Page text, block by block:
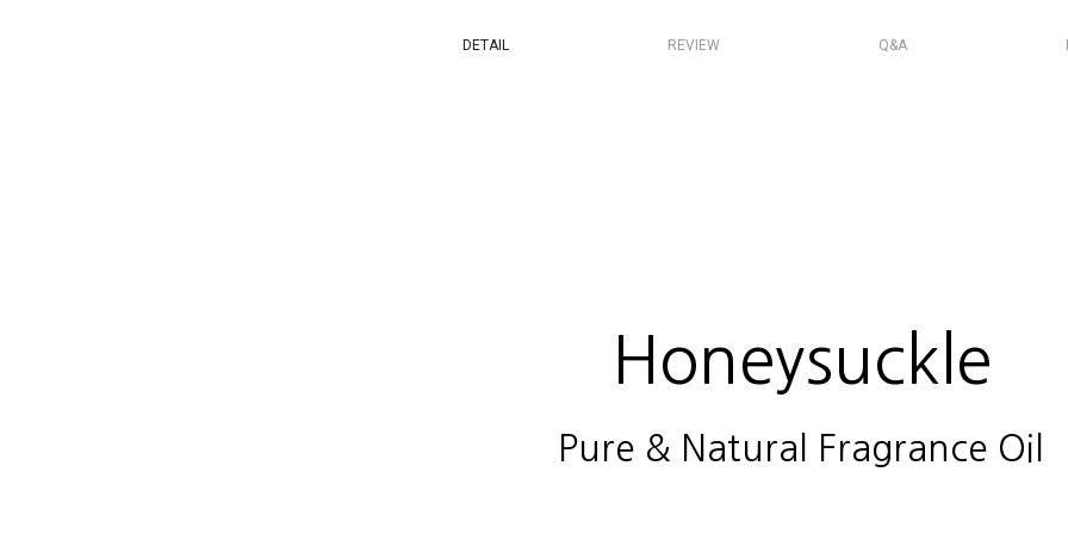
DETAIL REVIEW Q&A
Honeysuckle
Pure & Natural Fragrance Oil